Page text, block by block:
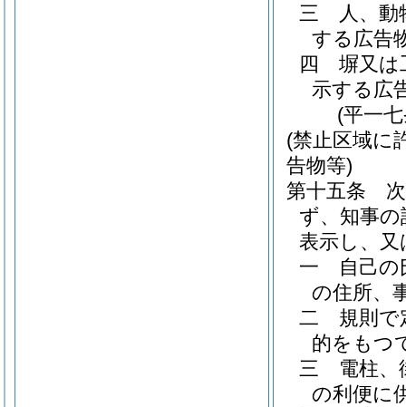
三
人、動
する広告
四
塀又は
示する広
(平一
(禁止区域に
告物等)
第十五条
ず、知事
表示し、
一
自己
の住所、
二
規則で
的をもつ
三
電柱
の利便に